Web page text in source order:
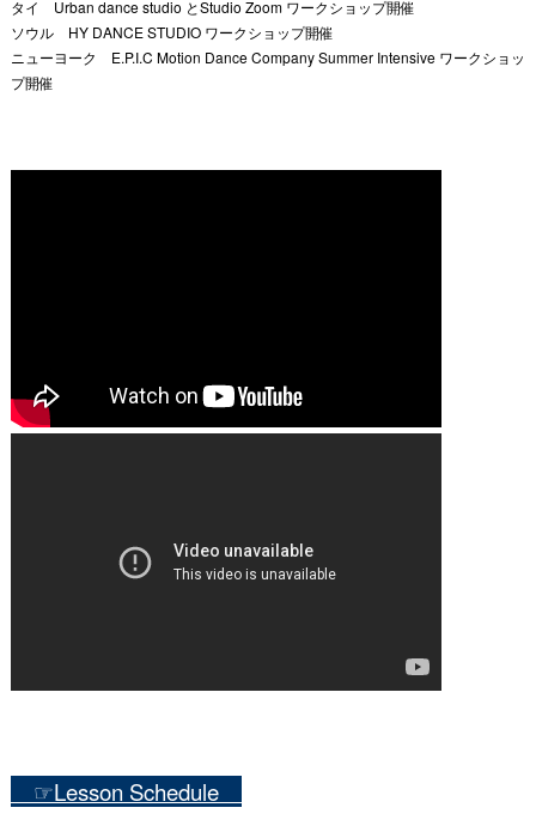
タイ Urban dance studio とStudio Zoom ワークショップ開催
ソウル HY DANCE STUDIO ワークショップ開催
ニューヨーク E.P.I.C Motion Dance Company Summer Intensive ワークショッ
プ開催
☞Lesson Schedule